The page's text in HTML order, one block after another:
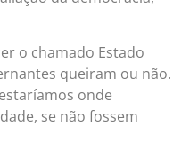
o chamado Estado
queiram ou não.
onde
se não fossem